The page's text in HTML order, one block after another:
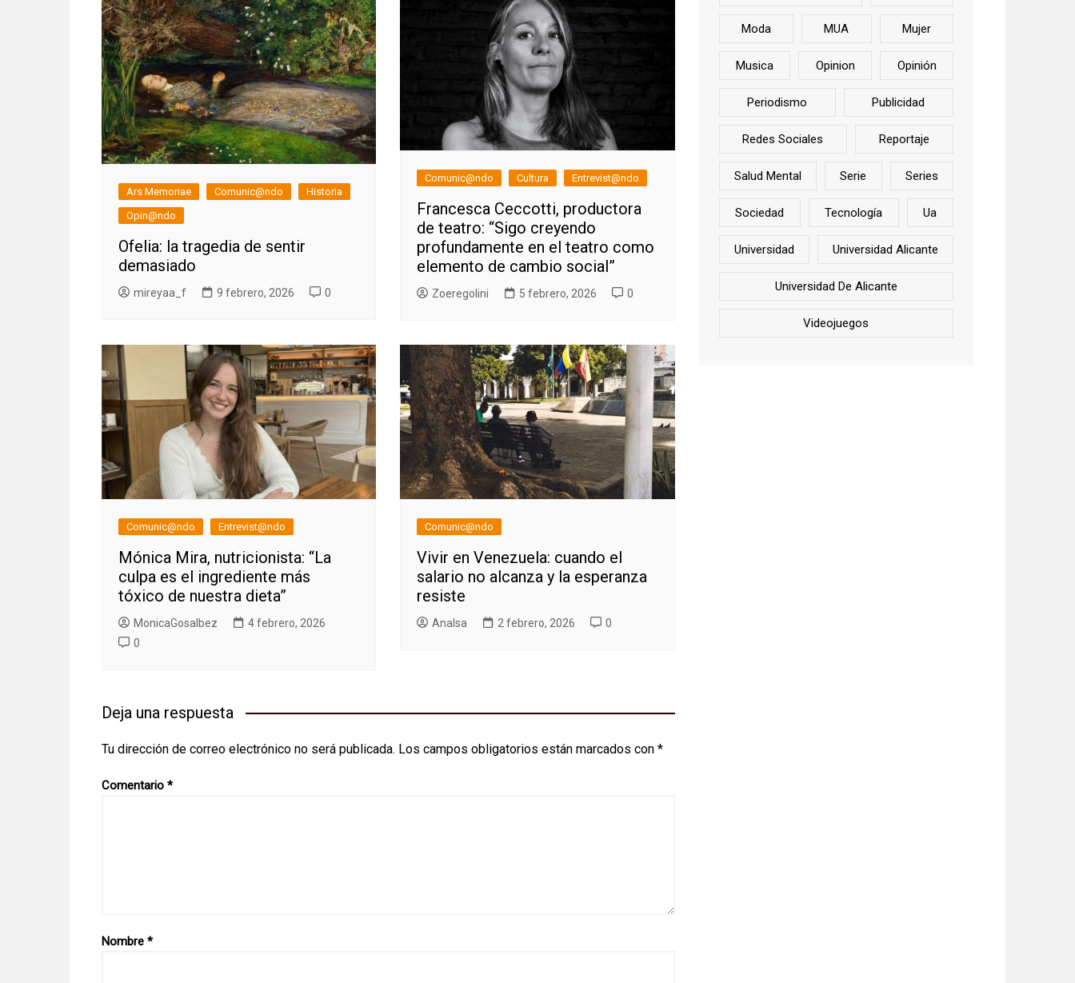
Ars Memoriae Comunic@ndo
Historia
Opin@ndo
Ofelia: la tragedia de sentir
demasiado
mireyaa_f 9 febrero, 2026 0
Comunic@ndo Cultura Entrevist@ndo
Francesca Ceccotti, productora
de teatro: “Sigo creyendo
profundamente en el teatro como
elemento de cambio social”
Zoeregolini 5 febrero, 2026 0
Comunic@ndo Entrevist@ndo
Mónica Mira, nutricionista: “La
culpa es el ingrediente más
tóxico de nuestra dieta”
MonicaGosalbez
4 febrero, 2026
0
Comunic@ndo
Vivir en Venezuela: cuando el
salario no alcanza y la esperanza
resiste
AnaIsa 2 febrero, 2026 0
Deja una respuesta
Tu dirección de correo electrónico no será publicada. Los campos obligatorios están marcados con *
Comentario *
Nombre *
Moda MUA Mujer
Musica Opinion Opinión
Periodismo Publicidad
Redes Sociales Reportaje
Salud Mental Serie Series
Sociedad Tecnología Ua
Universidad Universidad Alicante
Universidad De Alicante
Videojuegos